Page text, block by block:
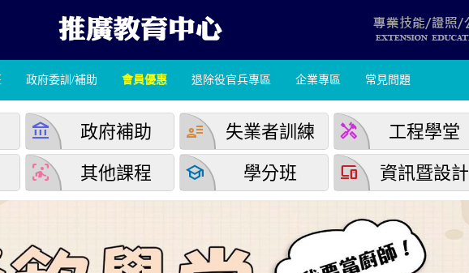
政府委訓/補助 會員優惠 退除役官兵專區 企業專區 常見問題
account_balance 政府補助 user_attributes 失業者訓練 handyman 工程學堂
detection_and_zone 其他課程 school 學分班 devices 資訊暨設計